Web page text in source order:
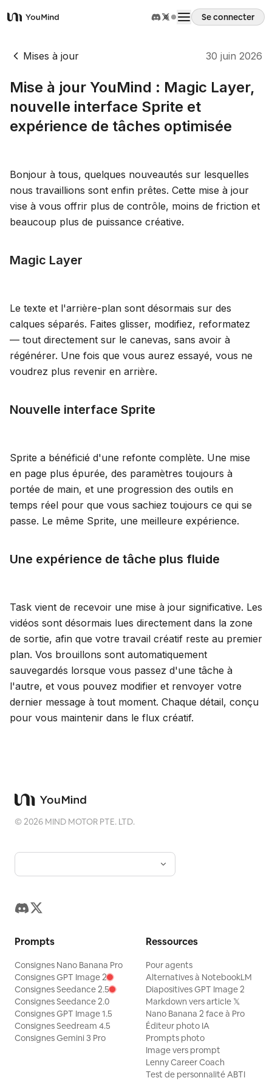
YouMind
Se connecter
Aperçu
Cas d'usage
Compétences
Invites
Tarifs
Mises à jour
Mises à jour 30 juin 2026
Mise à jour YouMind : Magic Layer,
nouvelle interface Sprite et
expérience de tâches optimisée
Bonjour à tous, quelques nouveautés sur lesquelles
nous travaillions sont enfin prêtes. Cette mise à jour
vise à vous offrir plus de contrôle, moins de friction et
beaucoup plus de puissance créative.
Magic Layer
Le texte et l'arrière-plan sont désormais sur des
calques séparés. Faites glisser, modifiez, reformatez
— tout directement sur le canevas, sans avoir à
régénérer. Une fois que vous aurez essayé, vous ne
voudrez plus revenir en arrière.
Nouvelle interface Sprite
Sprite a bénéficié d'une refonte complète. Une mise
en page plus épurée, des paramètres toujours à
portée de main, et une progression des outils en
temps réel pour que vous sachiez toujours ce qui se
passe. Le même Sprite, une meilleure expérience.
Une expérience de tâche plus fluide
Task vient de recevoir une mise à jour significative. Les
vidéos sont désormais lues directement dans la zone
de sortie, afin que votre travail créatif reste au premier
plan. Vos brouillons sont automatiquement
sauvegardés lorsque vous passez d'une tâche à
l'autre, et vous pouvez modifier et renvoyer votre
dernier message à tout moment. Chaque détail, conçu
pour vous maintenir dans le flux créatif.
©2026 MIND MOTOR PTE. LTD.
Prompts
Consignes Nano Banana Pro
Consignes GPT Image 2
Consignes Seedance 2.5
Consignes Seedance 2.0
Consignes GPT Image 1.5
Consignes Seedream 4.5
Consignes Gemini 3 Pro
Ressources
Pour agents
Alternatives à NotebookLM
Diapositives GPT Image 2
Markdown vers article 𝕏
Nano Banana 2 face à Pro
Éditeur photo IA
Prompts photo
Image vers prompt
Lenny Career Coach
Test de personnalité ABTI